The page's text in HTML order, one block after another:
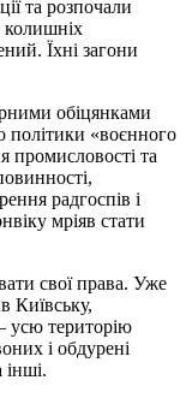
та розпочали
колишніх
Їхні загони
обіцянками
«воєнного
промисловості та
радгоспів і
мріяв стати
свої права. Уже
Київську,
усю територію
і обдурені